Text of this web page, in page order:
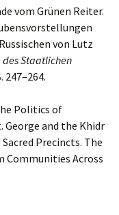
vom Grünen Reiter.
von Lutz
Staatlichen
247–264.
Politics of
George and the Khidr
Precincts. The
Communities Across